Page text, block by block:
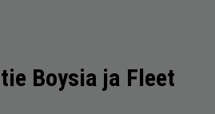
Boysia ja Fleet